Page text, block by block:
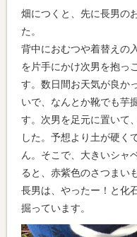
畑につくと、先に長男の
た。
背中におむつや着替えの
を片手にかけ次男を抱っ
す。数日間お天気が良か
いで、なんとか靴でも芋
す。次男を足元に置いて
した。予想より土が硬く
ん。そこで、大きいシャ
ると、赤紫色のさつまい
長男は、やったー！と化
掘っています。